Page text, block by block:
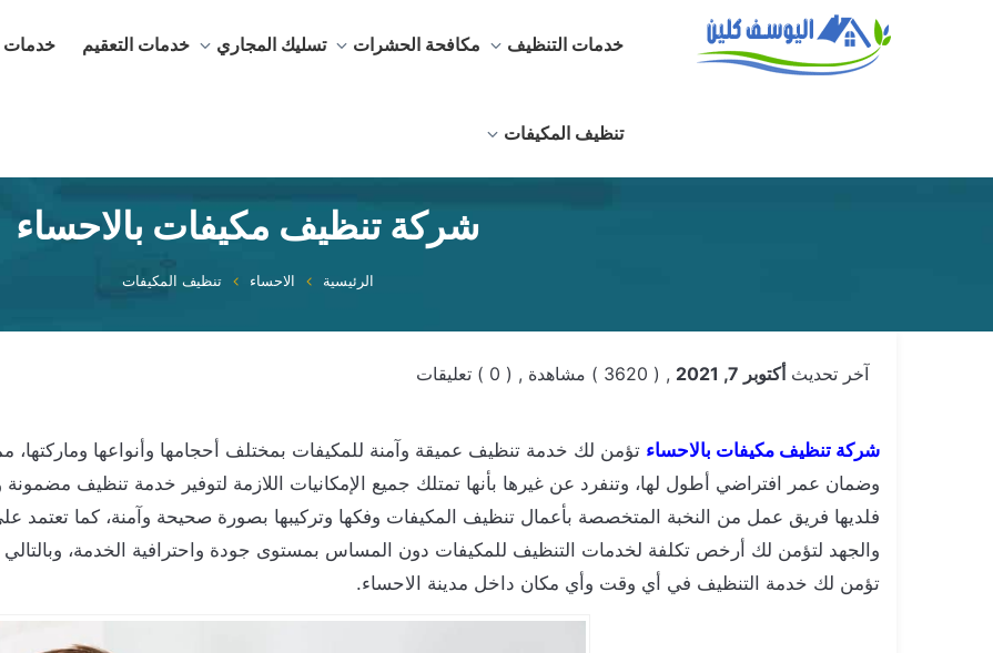
خدمات التنظيف مكافحة الحشرات تسليك المجاري خدمات التعقيم خدمات
تنظيف المكيفات
شركة تنظيف مكيفات بالاحساء
الرئيسية الاحساء تنظيف المكيفات
آخر تحديث أكتوبر 7, 2021 , ( 3620 ) مشاهدة , ( 0 ) تعليقات
شركة تنظيف مكيفات بالاحساء تؤمن لك خدمة تنظيف عميقة وآمنة للمكيفات بمختلف أحجامها وأنواعها وماركتها،
وضمان عمر افتراضي أطول لها، وتنفرد عن غيرها بأنها تمتلك جميع الإمكانيات اللازمة لتوفير خدمة تنظيف
فلديها فريق عمل من النخبة المتخصصة بأعمال تنظيف المكيفات وفكها وتركيبها بصورة صحيحة وآمنة، كما تعتمد
والجهد لتؤمن لك أرخص تكلفة لخدمات التنظيف للمكيفات دون المساس بمستوى جودة واحترافية الخدمة،
تؤمن لك خدمة التنظيف في أي وقت وأي مكان داخل مدينة الاحساء.